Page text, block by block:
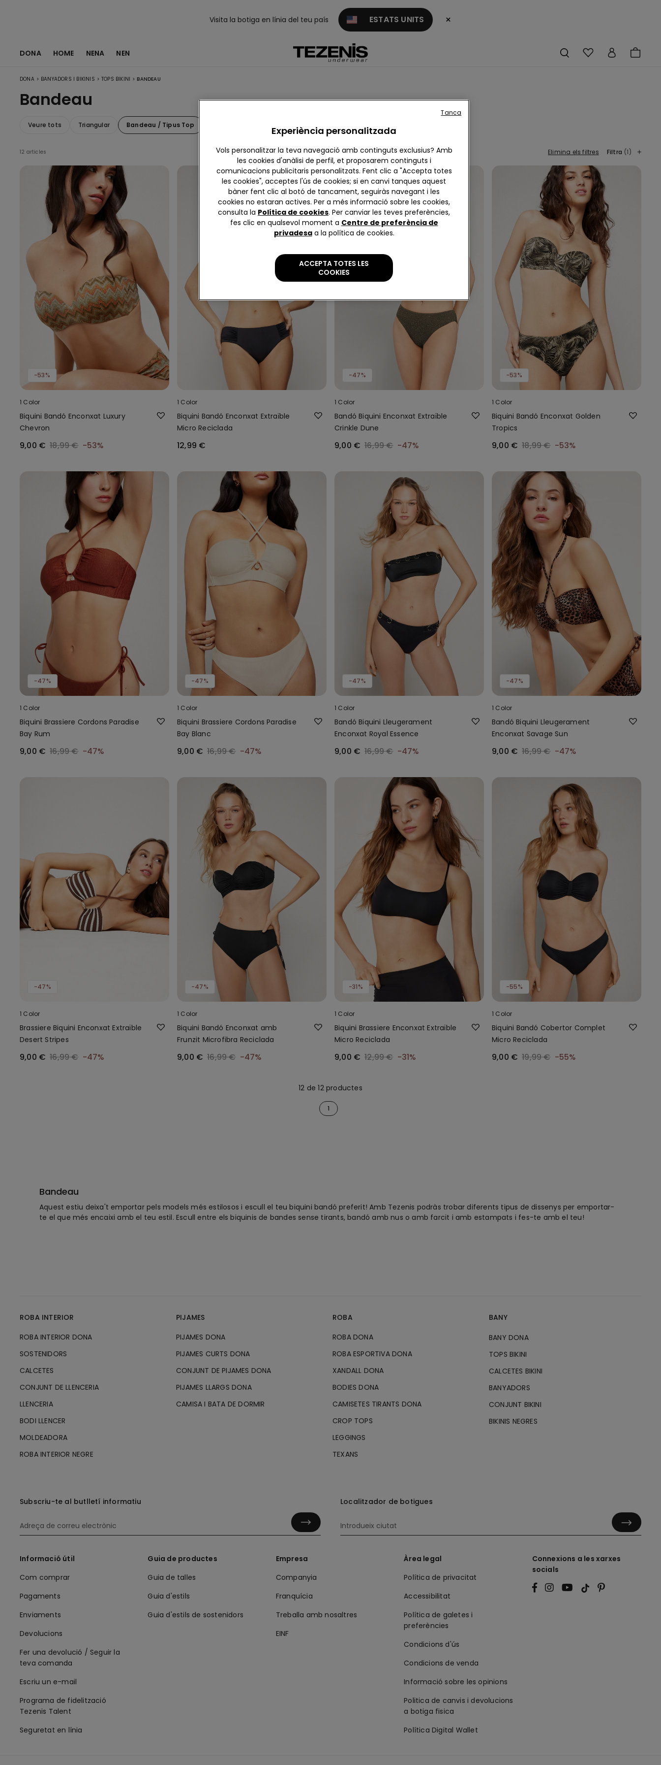
Visita la botiga en línia del teu país ESTATS UNITS ×
DONA HOME NENA NEN
DONA > BANYADORS I BIKINIS > TOPS BIKINI > BANDEAU
Bandeau
Veure tots Triangular Bandeau / Tipus Top
12 articles Elimina els filtres Filtra (1)
-53%
1 Color
Biquini Bandó Enconxat Luxury
Chevron
9,00 € 18,99 € -53%
1 Color
Biquini Bandó Enconxat Extraïble
Micro Reciclada
12,99 €
-47%
1 Color
Bandó Biquini Enconxat Extraïble
Crinkle Dune
9,00 € 16,99 € -47%
-53%
1 Color
Biquini Bandó Enconxat Golden
Tropics
9,00 € 18,99 € -53%
-47%
1 Color
Biquini Brassiere Cordons Paradise
Bay Rum
9,00 € 16,99 € -47%
-47%
1 Color
Biquini Brassiere Cordons Paradise
Bay Blanc
9,00 € 16,99 € -47%
-47%
1 Color
Bandó Biquini Lleugerament
Enconxat Royal Essence
9,00 € 16,99 € -47%
-47%
1 Color
Bandó Biquini Lleugerament
Enconxat Savage Sun
9,00 € 16,99 € -47%
-47%
1 Color
Brassiere Biquini Enconxat Extraïble
Desert Stripes
9,00 € 16,99 € -47%
-47%
1 Color
Biquini Bandó Enconxat amb
Frunzit Microfibra Reciclada
9,00 € 16,99 € -47%
-31%
1 Color
Biquini Brassiere Enconxat Extraïble
Micro Reciclada
9,00 € 12,99 € -31%
-55%
1 Color
Biquini Bandó Cobertor Complet
Micro Reciclada
9,00 € 19,99 € -55%
12 de 12 productes
1
Bandeau
Aquest estiu deixa't emportar pels models més estilosos i escull el teu biquini bandó preferit! Amb Tezenis podràs trobar diferents tipus de dissenys per emportar-
te el que més encaixi amb el teu estil. Escull entre els biquinis de bandes sense tirants, bandó amb nus o amb farcit i amb estampats i fes-te amb el teu!
ROBA INTERIOR
ROBA INTERIOR DONA
SOSTENIDORS
CALCETES
CONJUNT DE LLENCERIA
LLENCERIA
BODI LLENCER
MOLDEADORA
ROBA INTERIOR NEGRE
PIJAMES
PIJAMES DONA
PIJAMES CURTS DONA
CONJUNT DE PIJAMES DONA
PIJAMES LLARGS DONA
CAMISA I BATA DE DORMIR
ROBA
ROBA DONA
ROBA ESPORTIVA DONA
XANDALL DONA
BODIES DONA
CAMISETES TIRANTS DONA
CROP TOPS
LEGGINGS
TEXANS
BANY
BANY DONA
TOPS BIKINI
CALCETES BIKINI
BANYADORS
CONJUNT BIKINI
BIKINIS NEGRES
Subscriu-te al butlletí informatiu Localitzador de botigues
Informació útil
Com comprar
Pagaments
Enviaments
Devolucions
Fer una devolució / Seguir la
teva comanda
Escriu un e-mail
Programa de fidelització
Tezenis Talent
Seguretat en línia
Guia de productes
Guia de talles
Guia d'estils
Guia d'estils de sostenidors
Empresa
Companyia
Franquícia
Treballa amb nosaltres
EINF
Àrea legal
Política de privacitat
Accessibilitat
Política de galetes i
preferències
Condicions d'ús
Condicions de venda
Informació sobre les opinions
Politica de canvis i devolucions
a botiga fisica
Política Digital Wallet
Connexions a les xarxes
socials
Experiència personalitzada
Vols personalitzar la teva navegació amb continguts exclusius? Amb
les cookies d'anàlisi de perfil, et proposarem continguts i
comunicacions publicitaris personalitzats. Fent clic a "Accepta totes
les cookies", acceptes l'ús de cookies; si en canvi tanques aquest
bàner fent clic al botó de tancament, seguiràs navegant i les
cookies no estaran actives. Per a més informació sobre les cookies,
consulta la Política de cookies. Per canviar les teves preferències,
fes clic en qualsevol moment a Centre de preferència de
privadesaa la política de cookies.
ACCEPTA TOTES LES
COOKIES
Tanca